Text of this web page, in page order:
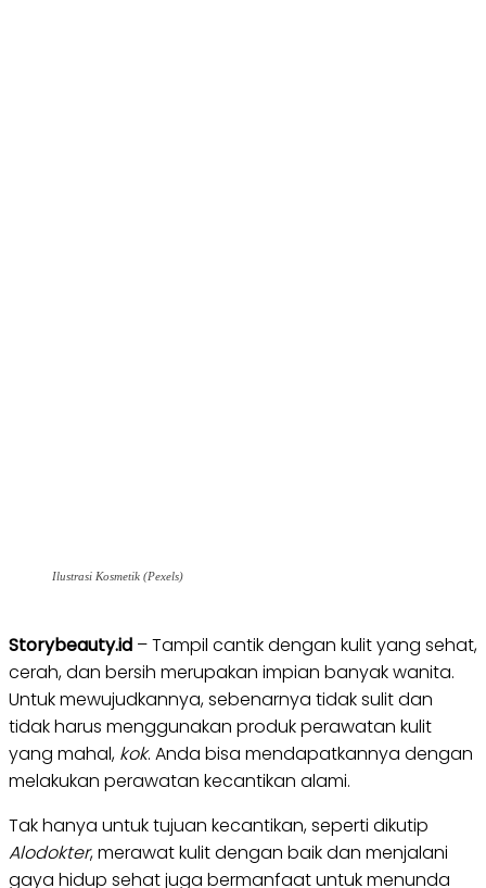
Ilustrasi Kosmetik (Pexels)
Storybeauty.id – Tampil cantik dengan kulit yang sehat,
cerah, dan bersih merupakan impian banyak wanita.
Untuk mewujudkannya, sebenarnya tidak sulit dan
tidak harus menggunakan produk perawatan kulit
yang mahal, kok. Anda bisa mendapatkannya dengan
melakukan perawatan kecantikan alami.
Tak hanya untuk tujuan kecantikan, seperti dikutip
Alodokter, merawat kulit dengan baik dan menjalani
gaya hidup sehat juga bermanfaat untuk menunda